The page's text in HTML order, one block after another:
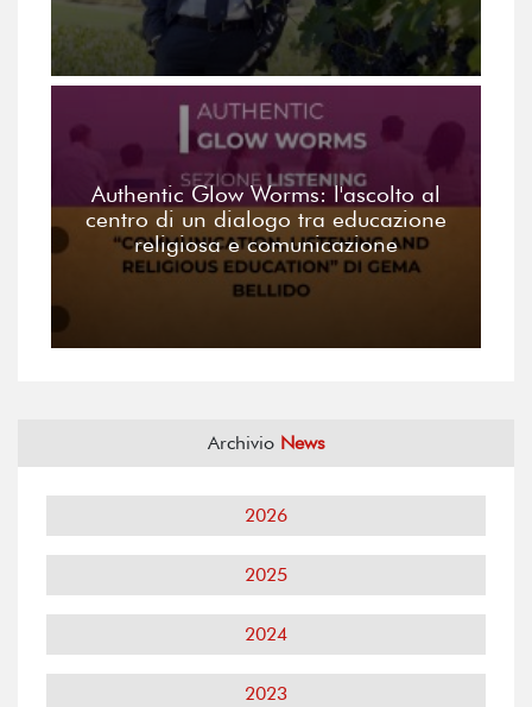
Authentic Glow Worms: l'ascolto al
centro di un dialogo tra educazione
religiosa e comunicazione
Archivio News
2026
2025
2024
2023